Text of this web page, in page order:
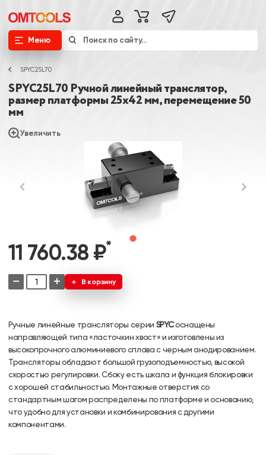
Меню
SPYC25L70
SPYC25L70 Ручной линейный транслятор,
размер платформы 25х42 мм, перемещение 50
мм
Увеличить
11 760.38 ₽*
− + В корзину
Ручные линейные трансляторы серии SPYCоснащены
направляющей типа «ласточкин хвост» и изготовлены из
высокопрочного алюминиевого сплава с черным анодированием.
Трансляторы обладают большой грузоподъемностью, высокой
скоростью регулировки. Сбоку есть шкала и функция блокировки
с хорошей стабильностью. Монтажные отверстия со
стандартным шагом распределены по платформе и основанию,
что удобно для установки и комбинирования с другими
компонентами.